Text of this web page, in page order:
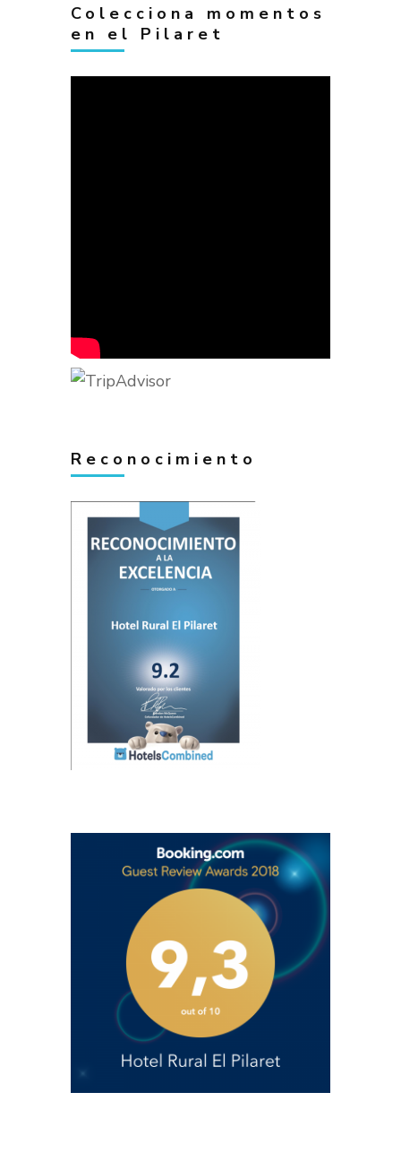
Colecciona momentos
en el Pilaret
Reconocimiento